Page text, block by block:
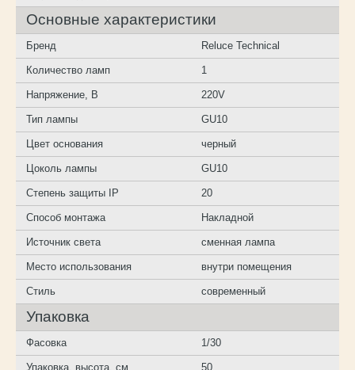
Основные характеристики
Бренд Reluce Technical
Количество ламп 1
Напряжение, В 220V
Тип лампы GU10
Цвет основания черный
Цоколь лампы GU10
Степень защиты IP 20
Способ монтажа Накладной
Источник света сменная лампа
Место использования внутри помещения
Стиль современный
Упаковка
Фасовка 1/30
Упаковка, высота, см 50